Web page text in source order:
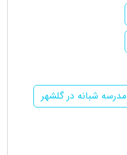
مدرسه شبانه در گلشهر